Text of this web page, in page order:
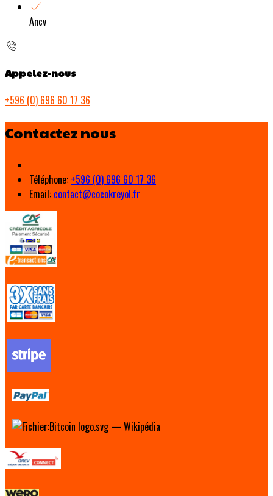
Ancv
Appelez-nous
+596 (0) 696 60 17 36
Contactez nous
Téléphone: +596 (0) 696 60 17 36
Email: contact@cocokreyol.fr